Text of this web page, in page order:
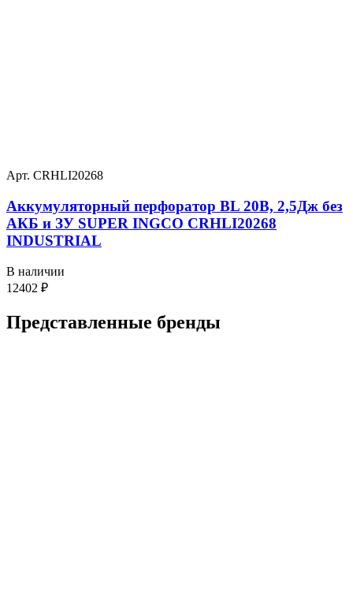
Арт. CRHLI20268
Аккумуляторный перфоратор BL 20В, 2,5Дж без
АКБ и ЗУ SUPER INGCO CRHLI20268
INDUSTRIAL
В наличии
12402 ₽
Представленные бренды